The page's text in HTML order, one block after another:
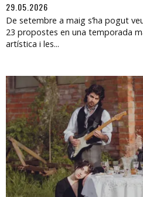
29.05.2026
De setembre a maig s’ha pogut
23 propostes en una temporada
artística i les...